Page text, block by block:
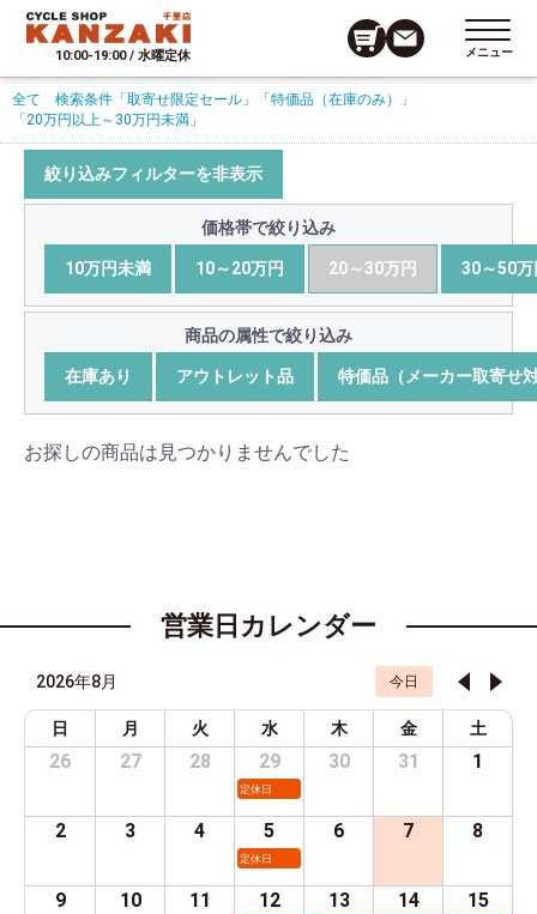
10:00-19:00 / 水曜定休 メニュー
全て 検索条件 「取寄せ限定セール」
「特価品（在庫のみ）」
「20万円以上～30万円未満」
絞り込みフィルターを非表示
価格帯で絞り込み
10万円未満 10～20万円 20～30万円 30～50万
商品の属性で絞り込み
在庫あり アウトレット品 特価品（メーカー取寄せ
お探しの商品は見つかりませんでした
営業日カレンダー
2026年8月 今日
日 月 火 水 木 金 土
26 27 28 29
定休日
30 31 1
2 3 4 5
定休日
6 7 8
9 10 11 12 13 14 15